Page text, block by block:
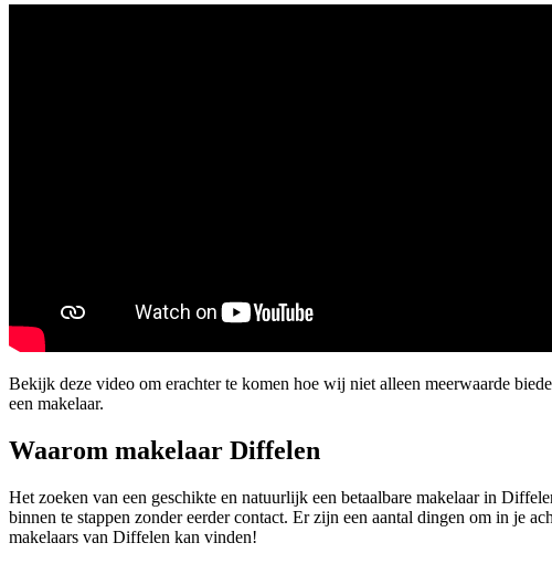
Bekijk deze video om erachter te komen hoe wij niet alleen meerwaarde
een makelaar.
Waarom makelaar Diffelen
Het zoeken van een geschikte en natuurlijk een betaalbare makelaar in
binnen te stappen zonder eerder contact. Er zijn een aantal dingen om in je
makelaars van Diffelen kan vinden!